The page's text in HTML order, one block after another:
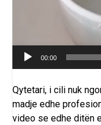
00:00
Qytetari, i cili nuk
madje edhe
video se edhe ditën